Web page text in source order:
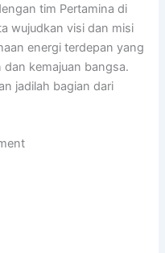
tim Pertamina di
wujudkan visi dan misi
energi terdepan yang
kemajuan bangsa.
jadilah bagian dari